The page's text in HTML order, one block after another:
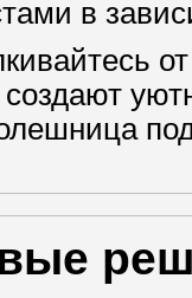
в